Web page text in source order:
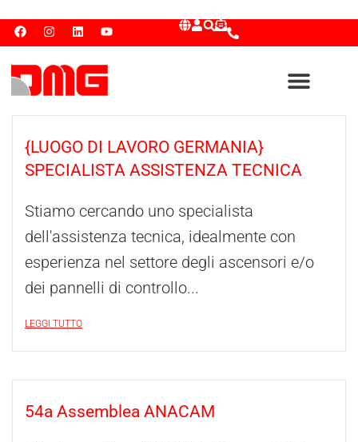
{LUOGO DI LAVORO GERMANIA}
SPECIALISTA ASSISTENZA TECNICA
Stiamo cercando uno specialista
dell'assistenza tecnica, idealmente con
esperienza nel settore degli ascensori e/o
dei pannelli di controllo...
LEGGI TUTTO
54a Assemblea ANACAM